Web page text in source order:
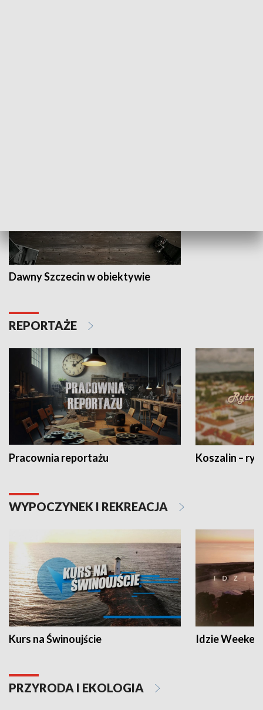
Dawny Szczecin w obiektywie
REPORTAŻE
Pracownia reportażu Koszalin –
WYPOCZYNEK I REKREACJA
Kurs na Świnoujście Idzie
PRZYRODA I EKOLOGIA